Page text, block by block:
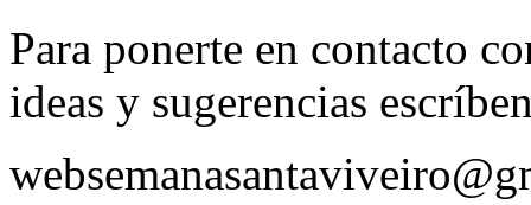
Para ponerte en contacto
ideas y sugerencias